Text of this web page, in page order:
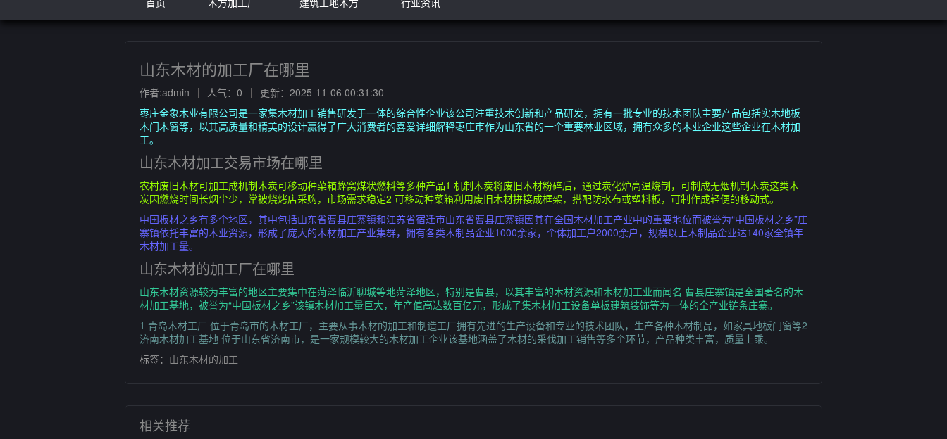
山东木材的加工厂在哪里
作者:admin 人气：0
更新：2025-11-06 00:31:30
枣庄金象木业有限公司是一家集木材加工销售研发于一体的综合性企业该公司注重技术创新和产品研发，拥有一批专业的技术团队主要产品包括实木地板
木门木窗等，以其高质量和精美的设计赢得了广大消费者的喜爱详细解释枣庄市作为山东省的一个重要林业区域，拥有众多的木业企业这些企业在木材加
工。
山东木材加工交易市场在哪里
农村废旧木材可加工成机制木炭可移动种菜箱蜂窝煤状燃料等多种产品1 机制木炭将废旧木材粉碎后，通过炭化炉高温烧制，可制成无烟机制木炭这类木
炭因燃烧时间长烟尘少，常被烧烤店采购，市场需求稳定2 可移动种菜箱利用废旧木材拼接成框架，搭配防水布或塑料板，可制作成轻便的移动式。
中国板材之乡有多个地区，其中包括山东省曹县庄寨镇和江苏省宿迁市山东省曹县庄寨镇因其在全国木材加工产业中的重要地位而被誉为“中国板材之乡”庄
寨镇依托丰富的木业资源，形成了庞大的木材加工产业集群，拥有各类木制品企业1000余家，个体加工户2000余户，规模以上木制品企业达140家全镇年
木材加工量。
山东木材的加工厂在哪里
山东木材资源较为丰富的地区主要集中在菏泽临沂聊城等地菏泽地区，特别是曹县，以其丰富的木材资源和木材加工业而闻名 曹县庄寨镇是全国著名的木
材加工基地，被誉为“中国板材之乡”该镇木材加工量巨大，年产值高达数百亿元，形成了集木材加工设备单板建筑装饰等为一体的全产业链条庄寨。
1 青岛木材工厂 位于青岛市的木材工厂，主要从事木材的加工和制造工厂拥有先进的生产设备和专业的技术团队，生产各种木材制品，如家具地板门窗等2
济南木材加工基地 位于山东省济南市，是一家规模较大的木材加工企业该基地涵盖了木材的采伐加工销售等多个环节，产品种类丰富，质量上乘。
标签： 山东木材的加工
相关推荐